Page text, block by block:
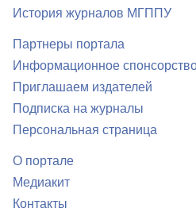
История журналов МГППУ
Партнеры портала
Информационное
Приглашаем издателей
Подписка на журналы
Персональная страница
О портале
Медиакит
Контакты